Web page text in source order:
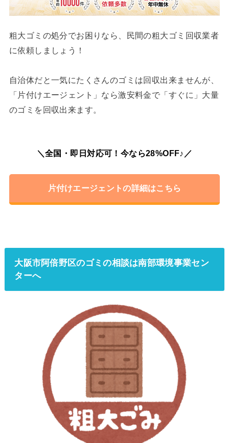
粗大ゴミの処分でお困りなら、民間の粗大ゴミ回収業者
に依頼しましょう！
自治体だと一気にたくさんのゴミは回収出来ませんが、
「片付けエージェント」なら激安料金で「すぐに」大量
のゴミを回収出来ます。
＼全国・即日対応可！今なら28%OFF♪／
片付けエージェントの詳細はこちら
大阪市阿倍野区のゴミの相談は南部環境事業セン
ターへ